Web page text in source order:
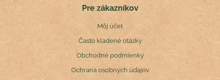
Pre zákazníkov
Môj účet
Často kladené otázky
Obchodné podmienky
Ochrana osobných údajov